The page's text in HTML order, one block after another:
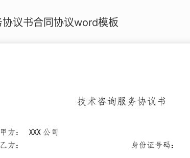
议书合同协议word模板